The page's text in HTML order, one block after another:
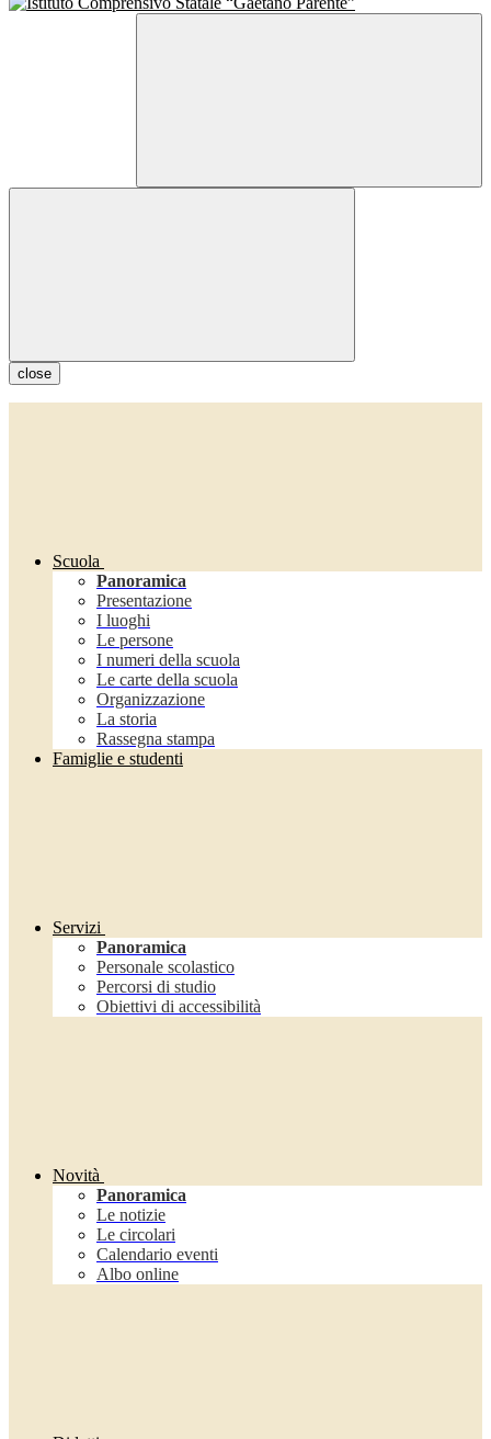
close
Scuola
Panoramica
Presentazione
I luoghi
Le persone
I numeri della scuola
Le carte della scuola
Organizzazione
La storia
Rassegna stampa
Famiglie e studenti
Servizi
Panoramica
Personale scolastico
Percorsi di studio
Obiettivi di accessibilità
Novità
Panoramica
Le notizie
Le circolari
Calendario eventi
Albo online